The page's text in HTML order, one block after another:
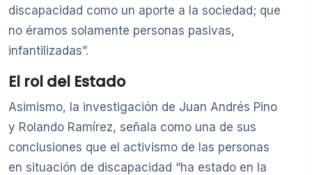
discapacidad como un aporte a la sociedad; que
no éramos solamente personas pasivas,
infantilizadas”.
El rol del Estado
Asimismo, la investigación de Juan Andrés Pino
y Rolando Ramírez, señala como una de sus
conclusiones que el activismo de las personas
en situación de discapacidad “ha estado en la